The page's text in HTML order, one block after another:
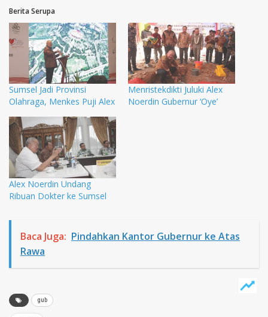
Berita Serupa
Sumsel Jadi Provinsi
Olahraga, Menkes Puji Alex
Menristekdikti Juluki Alex
Noerdin Gubernur ‘Oye’
Alex Noerdin Undang
Ribuan Dokter ke Sumsel
Baca Juga: Pindahkan Kantor Gubernur ke Atas
Rawa
gub